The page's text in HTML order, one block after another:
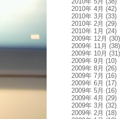
2010年 4月 (42)
2010年 3月 (33)
2010年 2月 (29)
2010年 1月 (24)
2009年 12月 (30)
2009年 11月 (38)
2009年 10月 (31)
2009年 9月 (10)
2009年 8月 (26)
2009年 7月 (16)
2009年 6月 (17)
2009年 5月 (16)
2009年 4月 (29)
2009年 3月 (32)
2009年 2月 (18)